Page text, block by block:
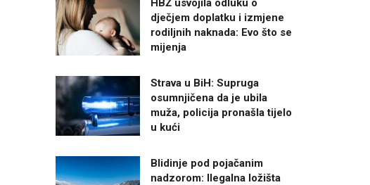
dječjem doplatku i izmjene
rodiljnih naknada: Evo što se
mijenja
Strava u BiH: Supruga
osumnjičena da je ubila
muža, policija pronašla tijelo
u kući
Blidinje pod pojačanim
nadzorom: Ilegalna ložišta